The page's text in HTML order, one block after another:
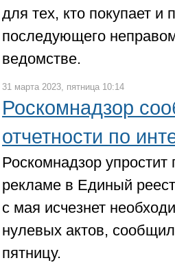
для тех, кто покупает
последующего
ведомстве.
31 марта 2023, пятница 10:14
Роскомнадзор
отчетности по
Роскомнадзор
рекламе в Единый
с мая исчезнет
нулевых актов,
пятницу.